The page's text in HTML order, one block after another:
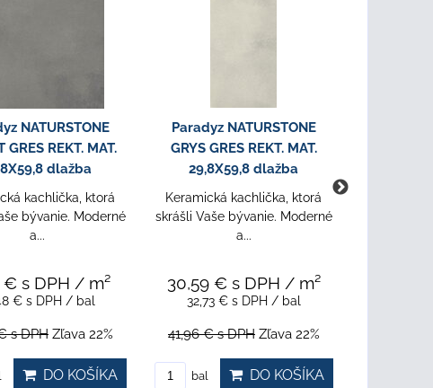
NATURSTONE
7,2X59,8 sokel
kachlička, ktorá
bývanie. Moderné
a...
€ s DPH / ks
€ s DPH / ks
s DPH Zľava 22%
DO KOŠÍKA
Paradyz NATURSTONE
GRAFIT POLER 7,2X59,8
sokel
Keramická kachlička, ktorá
skrášli Vaše bývanie. Moderné
a...
5,10 € s DPH/ ks
5,10 €s DPH / ks
6,54 €s DPH Zľava 22%
ks DO KOŠÍKA